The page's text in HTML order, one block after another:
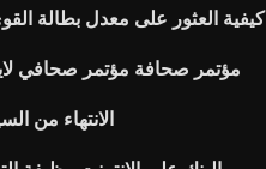
كيفية العثور على معدل بطالة
مؤتمر صحافة مؤتمر صحافي
الانتهاء من